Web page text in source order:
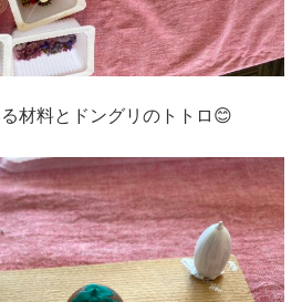
材料とドングリのトトロ😊